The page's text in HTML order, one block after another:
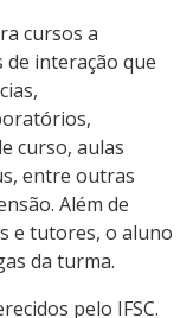
cursos a
interação que
curso, aulas
entre outras
Além de
e tutores, o aluno
da turma.
pelo IFSC.